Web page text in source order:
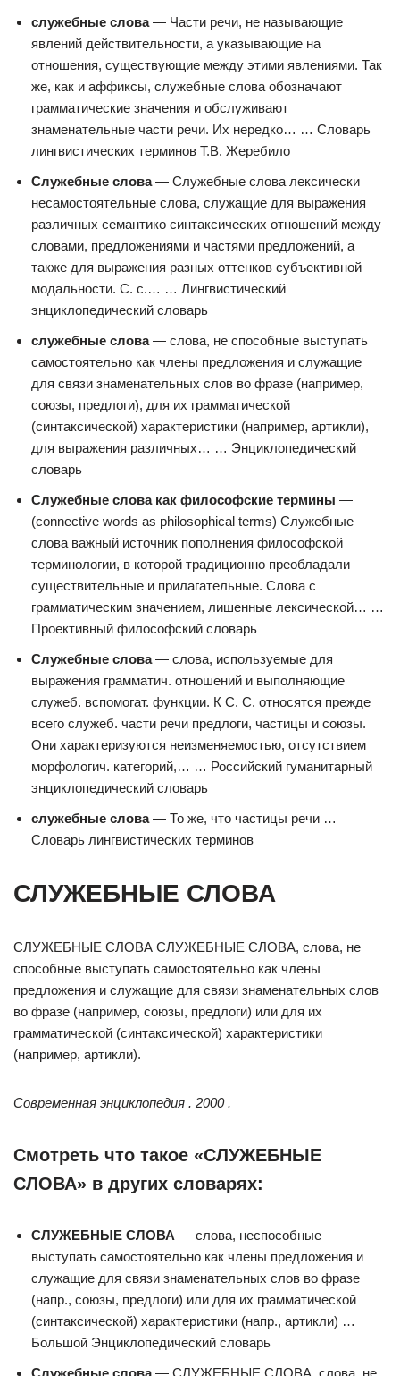
служебные слова— Части речи, не называющие
явлений действительности, а указывающие на
отношения, существующие между этими явлениями. Так
же, как и аффиксы, служебные слова обозначают
грамматические значения и обслуживают
знаменательные части речи. Их нередко… … Словарь
лингвистических терминов Т.В. Жеребило
Служебные слова— Служебные слова лексически
несамостоятельные слова, служащие для выражения
различных семантико синтаксических отношений между
словами, предложениями и частями предложений, а
также для выражения разных оттенков субъективной
модальности. С. с.… … Лингвистический
энциклопедический словарь
служебные слова— слова, не способные выступать
самостоятельно как члены предложения и служащие
для связи знаменательных слов во фразе (например,
союзы, предлоги), для их грамматической
(синтаксической) характеристики (например, артикли),
для выражения различных… … Энциклопедический
словарь
Служебные слова как философские термины —
(connective words as philosophical terms) Служебные
слова важный источник пополнения философской
терминологии, в которой традиционно преобладали
существительные и прилагательные. Слова с
грамматическим значением, лишенные лексической… …
Проективный философский словарь
Служебные слова— слова, используемые для
выражения грамматич. отношений и выполняющие
служеб. вспомогат. функции. К С. С. относятся прежде
всего служеб. части речи предлоги, частицы и союзы.
Они характеризуются неизменяемостью, отсутствием
морфологич. категорий,… … Российский гуманитарный
энциклопедический словарь
служебные слова— То же, что частицы речи …
Словарь лингвистических терминов
СЛУЖЕБНЫЕ СЛОВА
СЛУЖЕБНЫЕ СЛОВА СЛУЖЕБНЫЕ СЛОВА, слова, не
способные выступать самостоятельно как члены
предложения и служащие для связи знаменательных слов
во фразе (например, союзы, предлоги) или для их
грамматической (синтаксической) характеристики
(например, артикли).
Современная энциклопедия . 2000 .
Смотреть что такое «СЛУЖЕБНЫЕ
СЛОВА» в других словарях:
СЛУЖЕБНЫЕ СЛОВА — слова, неспособные
выступать самостоятельно как члены предложения и
служащие для связи знаменательных слов во фразе
(напр., союзы, предлоги) или для их грамматической
(синтаксической) характеристики (напр., артикли) …
Большой Энциклопедический словарь
Служебные слова — СЛУЖЕБНЫЕ СЛОВА, слова, не